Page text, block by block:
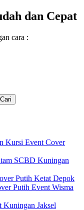
dan Cepat
cara :
Kursi Event Cover
SCBD Kuningan
Putih Ketat Depok
Putih Event Wisma
Kuningan Jaksel